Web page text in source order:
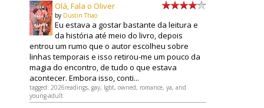
Olá, Fala o Oliver
by Dustin Thao
Eu estava a gostar bastante da leitura e
da história até meio do livro, depois
entrou um rumo que o autor escolheu sobre
linhas temporais e isso retirou-me um pouco da
magia do encontro, de tudo o que estava
acontecer. Embora isso, conti...
tagged: 2026readings, gay, lgbt, owned, romance, ya, and
young-adult